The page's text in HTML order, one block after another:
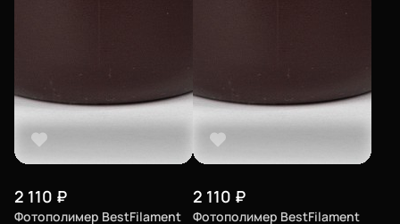
2 110 ₽
Фотополимер BestFilament
2 110 ₽
Фотополимер BestFilament
Филиалы
Сертификаты
Система скидок
Оплата и доставка